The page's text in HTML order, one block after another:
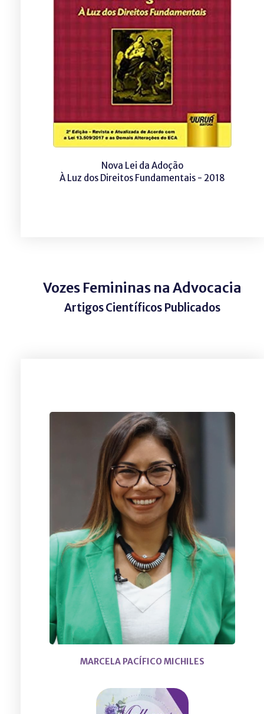
Nova Lei da Adoção
À Luz dos Direitos Fundamentais - 2018
Vozes Femininas na Advocacia
Artigos Científicos Publicados
MARCELA PACÍFICO MICHILES